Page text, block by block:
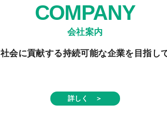
COMPANY
社会に貢献する持続可能な企業を目指し
詳しく ＞